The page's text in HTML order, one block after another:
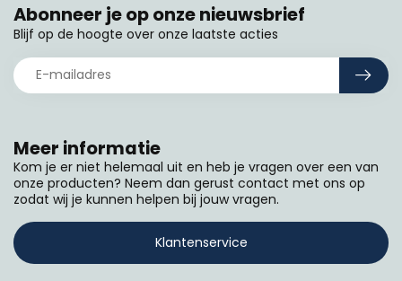
Meer informatie
Kom je er niet helemaal uit en heb je vragen over een van
onze producten? Neem dan gerust contact met ons op
zodat wij je kunnen helpen bij jouw vragen.
Klantenservice
Abonneer je op onze nieuwsbrief
Blijf op de hoogte over onze laatste acties